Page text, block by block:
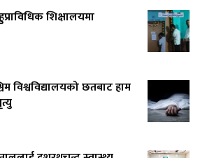
शिक्षालयमा
विश्वविद्यालयको छतबाट हाम